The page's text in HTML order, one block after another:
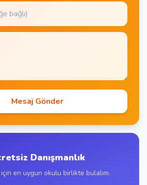
Mesaj Gönder
Danışmanlık
en uygun okulu birlikte bulalım.